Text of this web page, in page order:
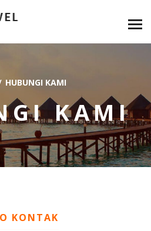
HUBUNGI KAMI
KAMI
KONTAK